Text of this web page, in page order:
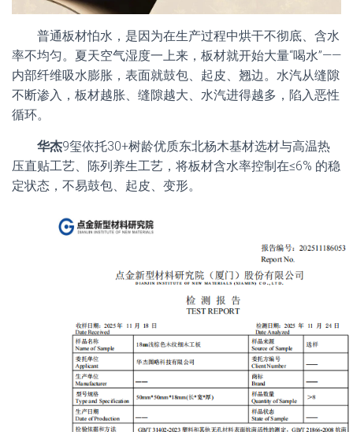
普通板材怕水，是因为在生产过程中烘干不彻底、含水
率不均匀。夏天空气湿度一上来，板材就开始大量“喝水”——
内部纤维吸水膨胀，表面就鼓包、起皮、翘边。水汽从缝隙
不断渗入，板材越胀、缝隙越大、水汽进得越多，陷入恶性
循环。
华杰9玺依托30+树龄优质东北杨木基材选材与高温热
压直贴工艺、陈列养生工艺，将板材含水率控制在≤6% 的稳
定状态，不易鼓包、起皮、变形。